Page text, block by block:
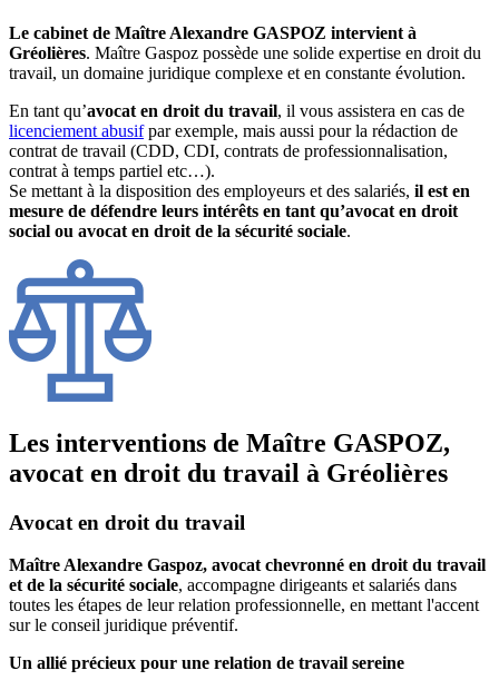
Le cabinet de Maître Alexandre GASPOZ intervient à
Gréolières. Maître Gaspoz possède une solide expertise en droit du
travail, un domaine juridique complexe et en constante évolution.
En tant qu’avocat en droit du travail, il vous assistera en cas de
licenciement abusifpar exemple, mais aussi pour la rédaction de
contrat de travail (CDD, CDI, contrats de professionnalisation,
contrat à temps partiel etc…).
Se mettant à la disposition des employeurs et des salariés, il est en
mesure de défendre leurs intérêts en tant qu’avocat en droit
social ou avocat en droit de la sécurité sociale.
Les interventions de Maître GASPOZ,
avocat en droit du travail à Gréolières
Avocat en droit du travail
Maître Alexandre Gaspoz, avocat chevronné en droit du travail
et de la sécurité sociale, accompagne dirigeants et salariés dans
toutes les étapes de leur relation professionnelle, en mettant l'accent
sur le conseil juridique préventif.
Un allié précieux pour une relation de travail sereine